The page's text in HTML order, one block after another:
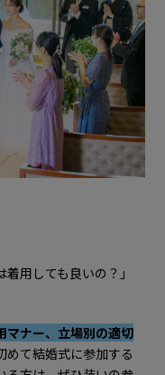
用しても良いの？」
マナー、立場別の適切
めて結婚式に参加する